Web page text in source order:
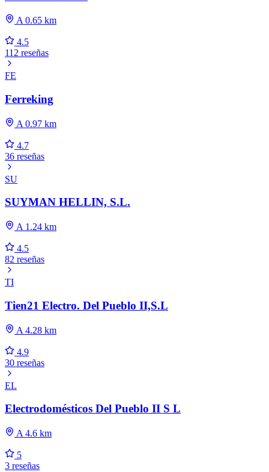
A 0.65 km
4.5
112 reseñas
FE
Ferreking
A 0.97 km
4.7
36 reseñas
SU
SUYMAN HELLIN, S.L.
A 1.24 km
4.5
82 reseñas
TI
Tien21 Electro. Del Pueblo II,S.L
A 4.28 km
4.9
30 reseñas
EL
Electrodomésticos Del Pueblo II S L
A 4.6 km
5
3 reseñas